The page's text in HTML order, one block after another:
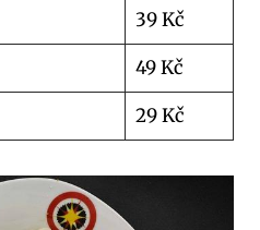
39 Kč
49 Kč
29 Kč